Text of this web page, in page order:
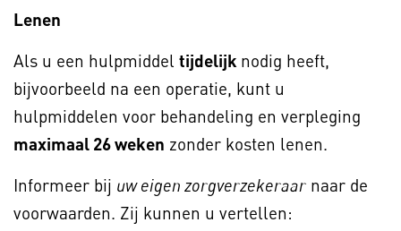
Lenen
Als u een hulpmiddel tijdelijk nodig heeft,
bijvoorbeeld na een operatie, kunt u
hulpmiddelen voor behandeling en verpleging
maximaal 26 weken zonder kosten lenen.
Informeer bij uw eigen zorgverzekeraar naar de
voorwaarden. Zij kunnen u vertellen: